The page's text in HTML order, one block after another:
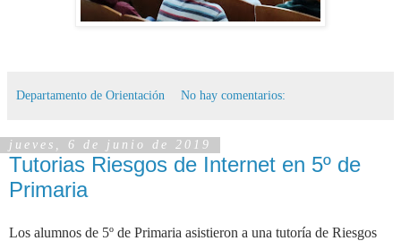
Departamento de Orientación No hay comentarios:
jueves, 6 de junio de 2019
Tutorias Riesgos de Internet en 5º de
Primaria
Los alumnos de 5º de Primaria asistieron a una tutoría de Riesgos